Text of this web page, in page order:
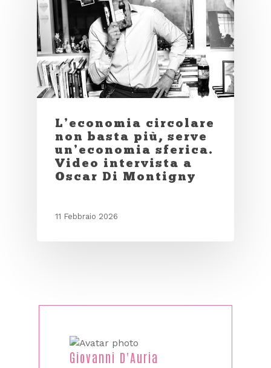
L’economia circolare
non basta più, serve
un’economia sferica.
Video intervista a
Oscar Di Montigny
11 Febbraio 2026
Giovanni D'Auria